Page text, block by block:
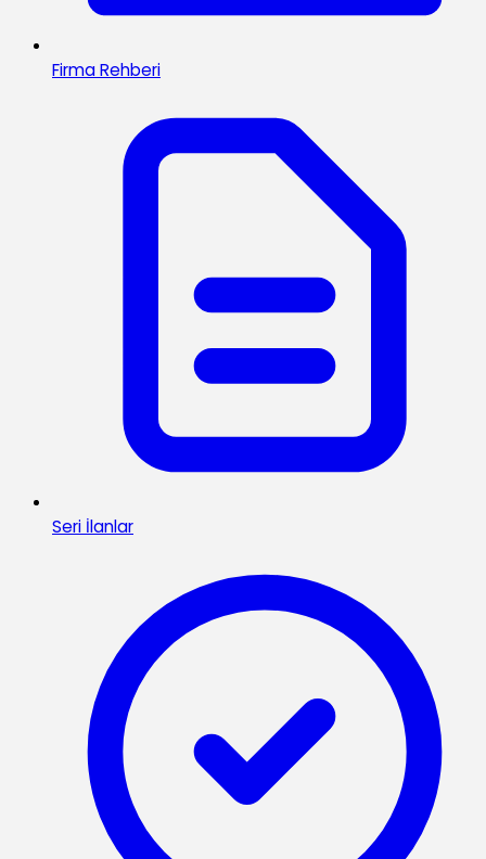
Firma Rehberi
Seri İlanlar